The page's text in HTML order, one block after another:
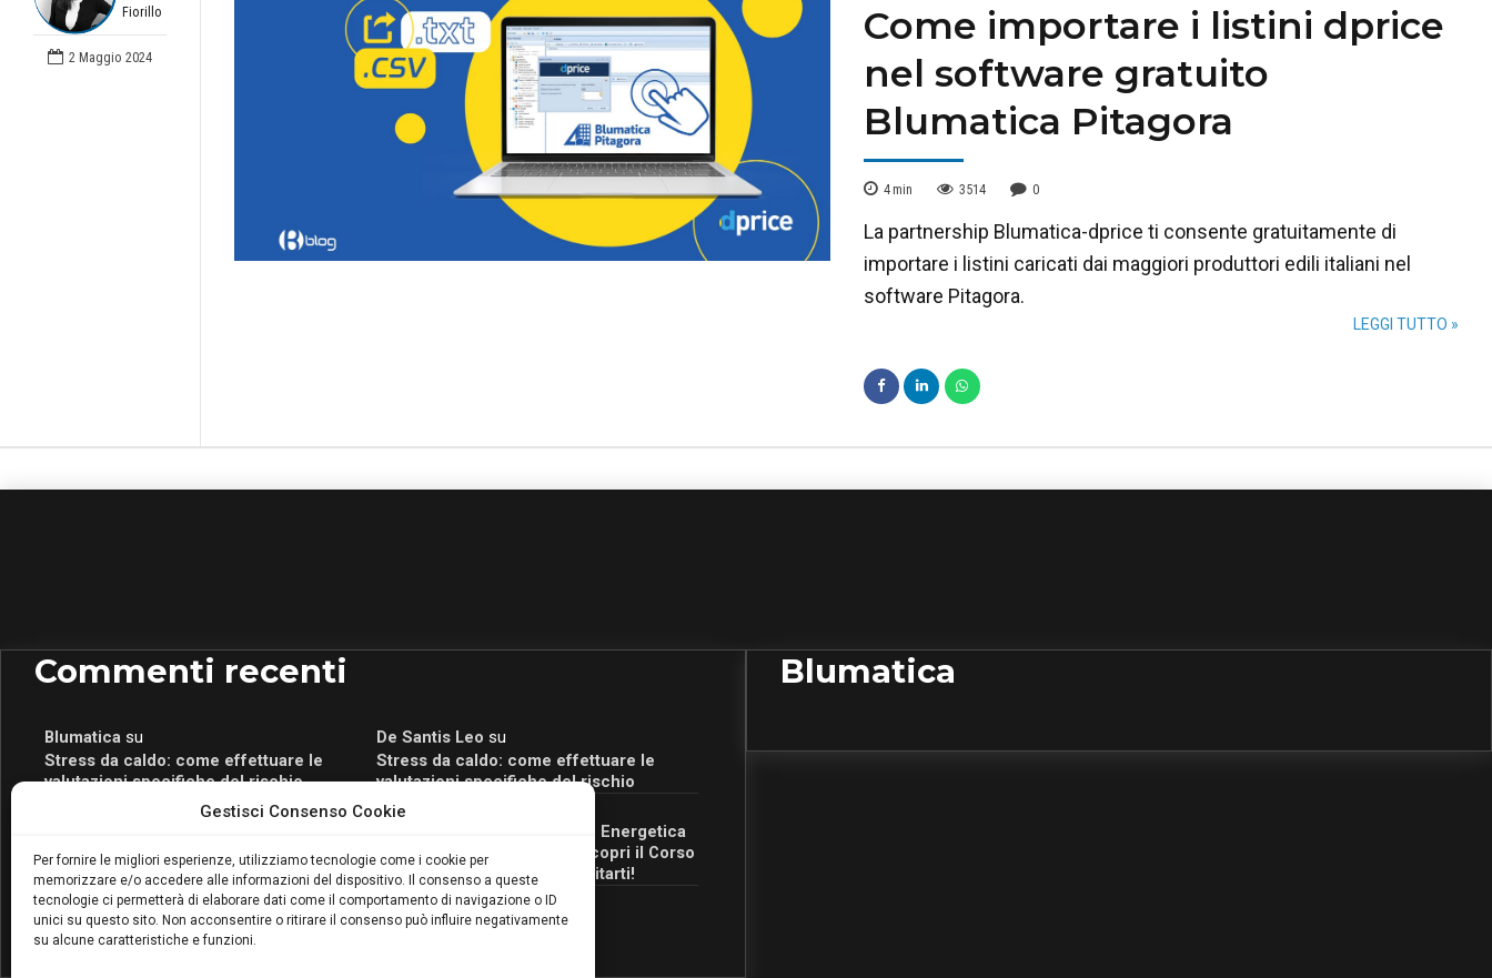
Gestisci Consenso Cookie
Per fornire le migliori esperienze, utilizziamo tecnologie come i cookie per
memorizzare e/o accedere alle informazioni del dispositivo. Il consenso a queste
tecnologie ci permetterà di elaborare dati come il comportamento di navigazione o ID
unici su questo sito. Non acconsentire o ritirare il consenso può influire negativamente
su alcune caratteristiche e funzioni.
Fiorillo
2 Maggio 2024
Come importare i listini dprice
nel software gratuito
Blumatica Pitagora
4 min 3514 0
La partnership Blumatica-dprice ti consente gratuitamente di
importare i listini caricati dai maggiori produttori edili italiani nel
software Pitagora.
LEGGI TUTTO »
Commenti recenti
Blumaticasu
Stress da caldo: come effettuare le
valutazioni specifiche del rischio
De Santis Leo su
Stress da caldo: come effettuare le
valutazioni specifiche del rischio
attivo anche in Campania: scopri il Corso
Blumatica da 80 Ore per abilitarti!
Romeo Myrtaj
Portale per la Certificazione Energetica
attivo anche in Campania: scopri il Corso
Blumatica da 80 Ore per abilitarti!
Blumaticasu
Coordinatore della Sicurezza: cosa è
richiesto per abilitazione e
Blumatica